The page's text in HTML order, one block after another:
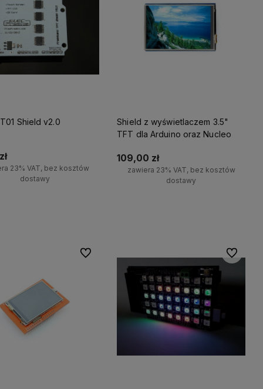
Shield v2.0
23% VAT, bez kosztów
dostawy
Shield z wyświetlaczem 3.5"
TFT dla Arduino oraz Nucleo
109,00 zł
zawiera 23% VAT, bez kosztów
dostawy
Do ulubionych Do